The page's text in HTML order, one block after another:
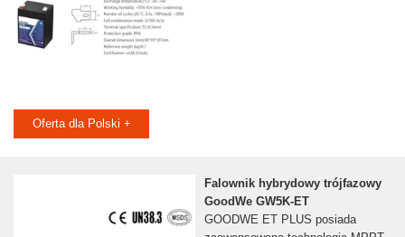
Oferta dla Polski +
Falownik hybrydowy trójfazowy
GoodWe GW5K-ET
GOODWE ET PLUS posiada